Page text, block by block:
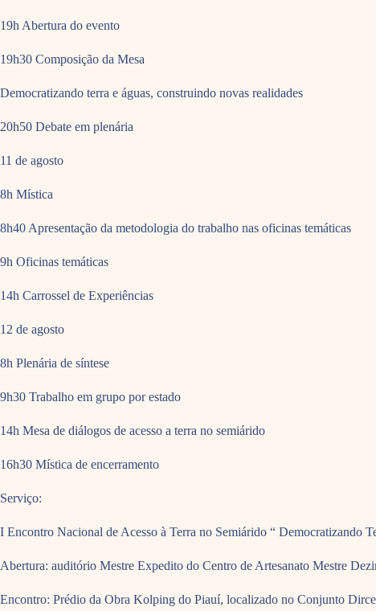
19h Abertura do evento
19h30 Composição da Mesa
Democratizando terra e águas, construindo novas realidades
20h50 Debate em plenária
11 de agosto
8h Mística
8h40 Apresentação da metodologia do trabalho nas oficinas temáticas
9h Oficinas temáticas
14h Carrossel de Experiências
12 de agosto
8h Plenária de síntese
9h30 Trabalho em grupo por estado
14h Mesa de diálogos de acesso a terra no semiárido
16h30 Mística de encerramento
Serviço:
I Encontro Nacional de Acesso à Terra no Semiárido “ Democratizando
Abertura: auditório Mestre Expedito do Centro de Artesanato Mestre
Encontro: Prédio da Obra Kolping do Piauí, localizado no Conjunto